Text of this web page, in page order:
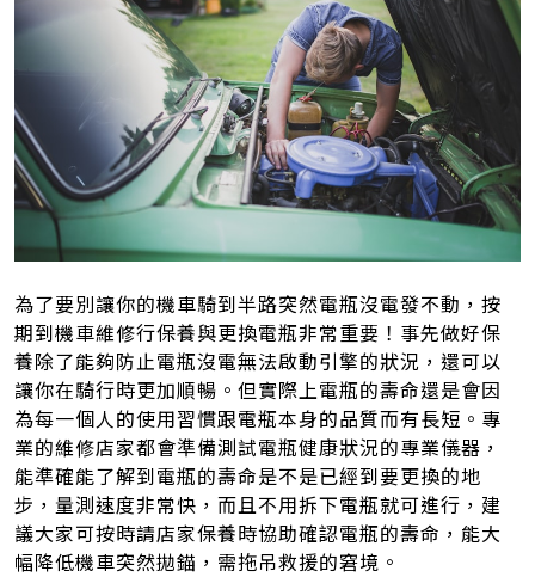
為了要別讓你的機車騎到半路突然電瓶沒電發不動，按
期到機車維修行保養與更換電瓶非常重要！事先做好保
養除了能夠防止電瓶沒電無法啟動引擎的狀況，還可以
讓你在騎行時更加順暢。但實際上電瓶的壽命還是會因
為每一個人的使用習慣跟電瓶本身的品質而有長短。專
業的維修店家都會準備測試電瓶健康狀況的專業儀器，
能準確能了解到電瓶的壽命是不是已經到要更換的地
步，量測速度非常快，而且不用拆下電瓶就可進行，建
議大家可按時請店家保養時協助確認電瓶的壽命，能大
幅降低機車突然拋錨，需拖吊救援的窘境。